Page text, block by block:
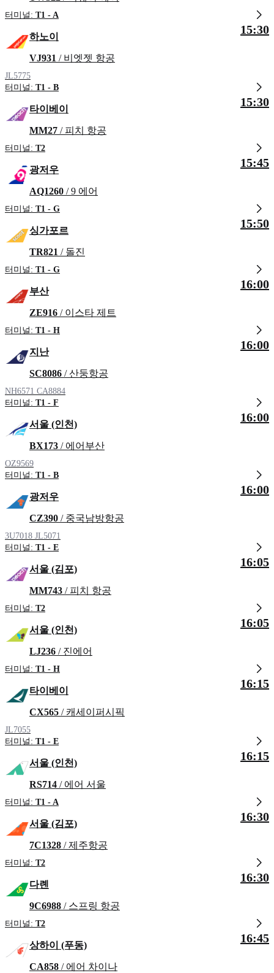
터미널: T1 - A
하노이
VJ931 / 비엣젯 항공
JL5775
터미널: T1 - B
15:30
타이베이
MM27 / 피치 항공
터미널: T2
15:30
광저우
AQ1260 / 9 에어
터미널: T1 - G
15:45
싱가포르
TR821 / 돌진
터미널: T1 - G
15:50
부산
ZE916 / 이스타 제트
터미널: T1 - H
16:00
지난
SC8086 / 산둥항공
NH6571 CA8884
터미널: T1 - F
16:00
서울 (인천)
BX173 / 에어부산
OZ9569
터미널: T1 - B
16:00
광저우
CZ390 / 중국남방항공
3U7018 JL5071
터미널: T1 - E
16:00
서울 (김포)
MM743 / 피치 항공
터미널: T2
16:05
서울 (인천)
LJ236 / 진에어
터미널: T1 - H
16:05
타이베이
CX565 / 캐세이퍼시픽
JL7055
터미널: T1 - E
16:15
서울 (인천)
RS714 / 에어 서울
터미널: T1 - A
16:15
서울 (김포)
7C1328 / 제주항공
터미널: T2
16:30
다롄
9C6988 / 스프링 항공
터미널: T2
16:30
상하이 (푸동)
CA858 / 에어 차이나
16:45